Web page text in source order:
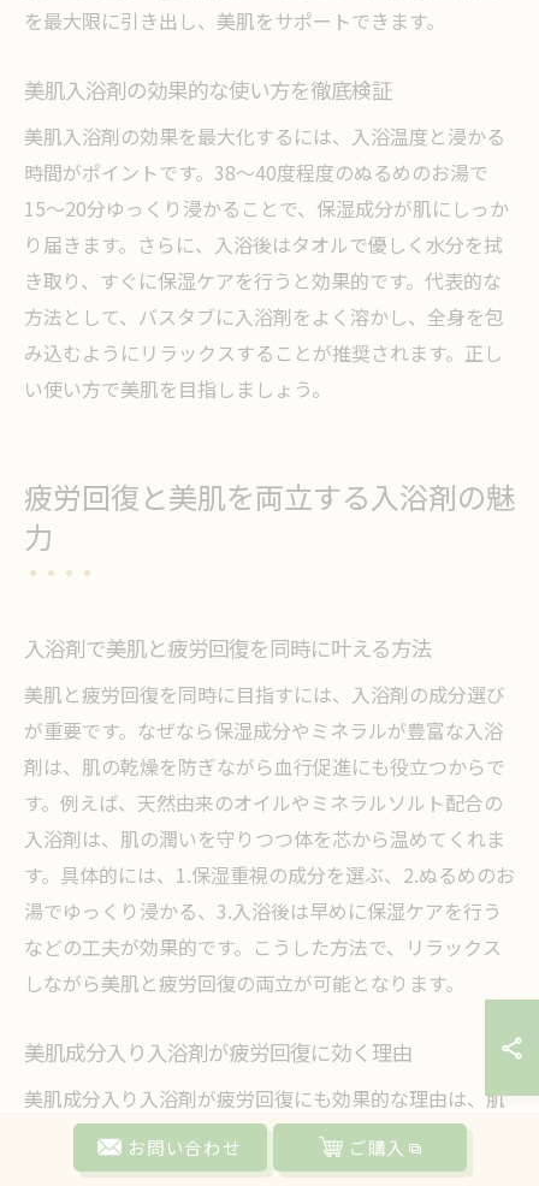
を最大限に引き出し、美肌をサポートできます。
美肌入浴剤の効果的な使い方を徹底検証
美肌入浴剤の効果を最大化するには、入浴温度と浸かる
時間がポイントです。38～40度程度のぬるめのお湯で
15〜20分ゆっくり浸かることで、保湿成分が肌にしっか
り届きます。さらに、入浴後はタオルで優しく水分を拭
き取り、すぐに保湿ケアを行うと効果的です。代表的な
方法として、バスタブに入浴剤をよく溶かし、全身を包
み込むようにリラックスすることが推奨されます。正し
い使い方で美肌を目指しましょう。
疲労回復と美肌を両立する入浴剤の魅
力
入浴剤で美肌と疲労回復を同時に叶える方法
美肌と疲労回復を同時に目指すには、入浴剤の成分選び
が重要です。なぜなら保湿成分やミネラルが豊富な入浴
剤は、肌の乾燥を防ぎながら血行促進にも役立つからで
す。例えば、天然由来のオイルやミネラルソルト配合の
入浴剤は、肌の潤いを守りつつ体を芯から温めてくれま
す。具体的には、1.保湿重視の成分を選ぶ、2.ぬるめのお
湯でゆっくり浸かる、3.入浴後は早めに保湿ケアを行う
などの工夫が効果的です。こうした方法で、リラックス
しながら美肌と疲労回復の両立が可能となります。
美肌成分入り入浴剤が疲労回復に効く理由
美肌成分入り入浴剤が疲労回復にも効果的な理由は、肌
へのうるおい補給と血流促進の両方を担うためです。保
湿成分が角質層に働きかけ、肌荒れや乾燥を防ぐと同時
お問い合わせ ご購入